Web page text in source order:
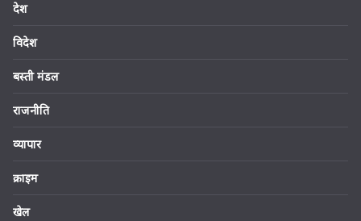
देश
विदेश
बस्ती मंडल
राजनीति
व्यापार
क्राइम
खेल